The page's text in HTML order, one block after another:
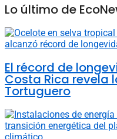
Lo último de
El récord de
Costa Rica revela
Tortuguero